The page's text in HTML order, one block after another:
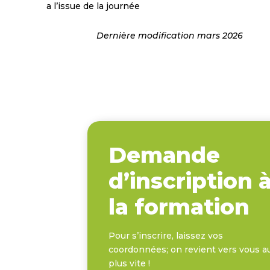
a l’issue de la journée
Dernière modification mars 2026
Demande
d’inscription
la formation
Pour s’inscrire, laissez vos
coordonnées; on revient vers vous
plus vite !